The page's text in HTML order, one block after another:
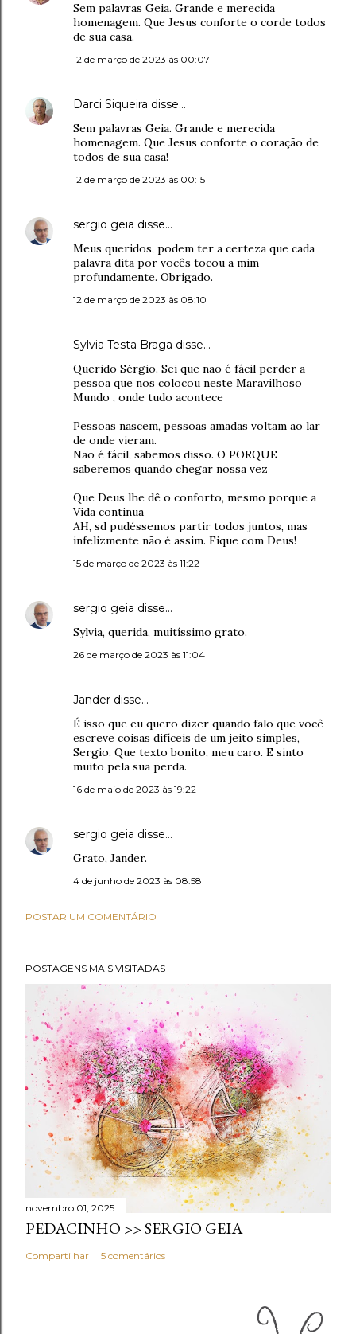
Sem palavras Geia. Grande e merecida
homenagem. Que Jesus conforte o corde todos
de sua casa.
12 de março de 2023 às 00:07
Darci Siqueira disse…
Sem palavras Geia. Grande e merecida
homenagem. Que Jesus conforte o coração de
todos de sua casa!
12 de março de 2023 às 00:15
sergio geia disse…
Meus queridos, podem ter a certeza que cada
palavra dita por vocês tocou a mim
profundamente. Obrigado.
12 de março de 2023 às 08:10
Sylvia Testa Braga disse…
Querido Sérgio. Sei que não é fácil perder a
pessoa que nos colocou neste Maravilhoso
Mundo , onde tudo acontece
Pessoas nascem, pessoas amadas voltam ao lar
de onde vieram.
Não é fácil, sabemos disso. O PORQUE
saberemos quando chegar nossa vez
Que Deus lhe dê o conforto, mesmo porque a
Vida continua
AH, sd pudéssemos partir todos juntos, mas
infelizmente não é assim. Fique com Deus!
15 de março de 2023 às 11:22
sergio geia disse…
Sylvia, querida, muitíssimo grato.
26 de março de 2023 às 11:04
Jander disse…
É isso que eu quero dizer quando falo que você
escreve coisas difíceis de um jeito simples,
Sergio. Que texto bonito, meu caro. E sinto
muito pela sua perda.
16 de maio de 2023 às 19:22
sergio geia disse…
Grato, Jander.
4 de junho de 2023 às 08:58
POSTAR UM COMENTÁRIO
POSTAGENS MAIS VISITADAS
novembro 01, 2025
PEDACINHO >> SERGIO GEIA
Compartilhar 5 comentários